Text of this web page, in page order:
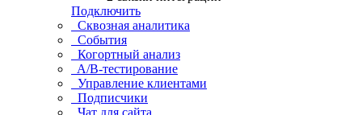
Подключить
Сквозная аналитика
События
Когортный анализ
A/B-тестирование
Управление клиентами
Подписчики
Чат для сайта